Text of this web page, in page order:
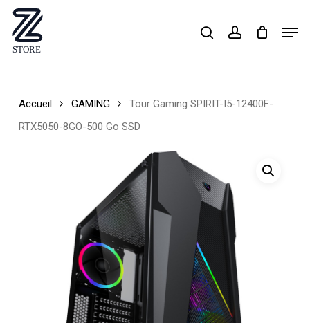
Skip
main
searchaccount
Accueil GAMING
Tour Gaming SPIRIT-I5-12400F-
RTX5050-8GO-500 Go SSD